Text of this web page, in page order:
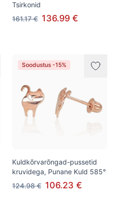
Tsirkonid
161.17 € 136.99 €
Soodustus -15%
Kuldkõrvarõngad-pussetid
kruvidega, Punane Kuld 585°
124.98 € 106.23 €